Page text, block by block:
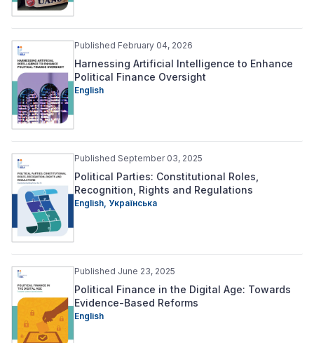
Published February 04, 2026
Harnessing Artificial Intelligence to Enhance
Political Finance Oversight
English
Published September 03, 2025
Political Parties: Constitutional Roles,
Recognition, Rights and Regulations
English, Українська
Published June 23, 2025
Political Finance in the Digital Age: Towards
Evidence-Based Reforms
English